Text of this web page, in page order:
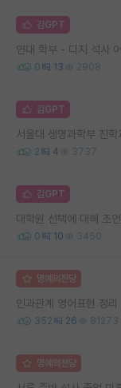
김GPT
연대 학부 - 디지 석사
0 13 2908
김GPT
서울대 생명과학부 진
2 4 3737
김GPT
대학원 선택에 대해 조
0 10 3450
명예의전당
인과관계 영어표현 정리
352 26 81273
명예의전당